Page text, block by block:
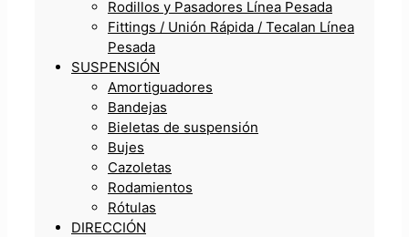
Rodillos y Pasadores Línea Pesada
Fittings / Unión Rápida / Tecalan Línea
Pesada
SUSPENSIÓN
Amortiguadores
Bandejas
Bieletas de suspensión
Bujes
Cazoletas
Rodamientos
Rótulas
DIRECCIÓN